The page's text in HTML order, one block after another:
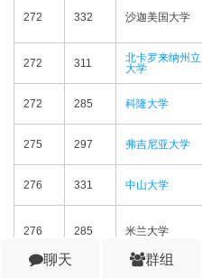
272 332 沙迦美国大学
272 311
北卡罗来纳州立
大学
272 285 科隆大学
275 297 弗吉尼亚大学
276 331 中山大学
276 285 米兰大学
聊天 群组